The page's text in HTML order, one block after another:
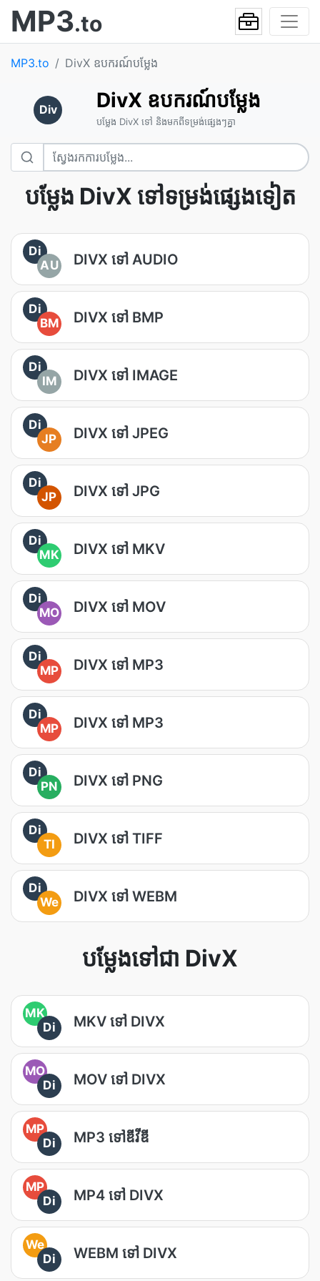
MP3.to
MP3.to DivX ឧបករណ៍បម្លែង
Div DivX ឧបករណ៍បម្លែង
បម្លែង DivX ទៅ និងមកពីទម្រង់ផ្សេងៗគ្នា
បម្លែង DivX ទៅទម្រង់ផ្សេងទៀត
Di
AU
DIVX ទៅ AUDIO
Di
BM
DIVX ទៅ BMP
Di
IM
DIVX ទៅ IMAGE
Di
JP
DIVX ទៅ JPEG
Di
JP
DIVX ទៅ JPG
Di
MK
DIVX ទៅ MKV
Di
MO
DIVX ទៅ MOV
Di
MP
DIVX ទៅ MP3
Di
MP
DIVX ទៅ MP3
Di
PN
DIVX ទៅ PNG
Di
TI
DIVX ទៅ TIFF
Di
We
DIVX ទៅ WEBM
បម្លែងទៅជា DivX
MK
Di
MKV ទៅ DIVX
MO
Di
MOV ទៅ DIVX
MP
Di
MP3 ទៅឌីវីឌី
MP
Di
MP4 ទៅ DIVX
We
Di
WEBM ទៅ DIVX